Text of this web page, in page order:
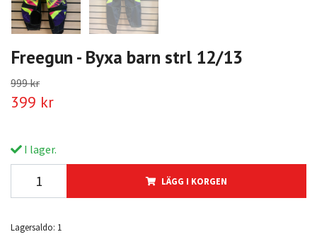
Freegun - Byxa barn strl 12/13
999 kr
399 kr
I lager.
LÄGG I KORGEN
Lagersaldo: 1